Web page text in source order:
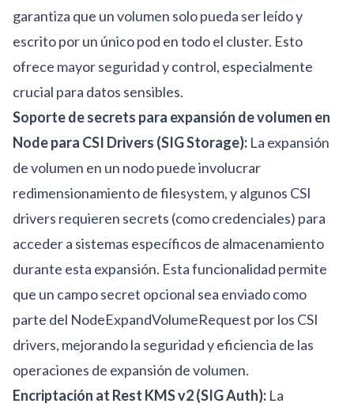
garantiza que un volumen solo pueda ser leído y
escrito por un único pod en todo el cluster. Esto
ofrece mayor seguridad y control, especialmente
crucial para datos sensibles.
Soporte de secrets para expansión de volumen en
Node para CSI Drivers (SIG Storage): La expansión
de volumen en un nodo puede involucrar
redimensionamiento de filesystem, y algunos CSI
drivers requieren secrets (como credenciales) para
acceder a sistemas específicos de almacenamiento
durante esta expansión. Esta funcionalidad permite
que un campo secret opcional sea enviado como
parte del NodeExpandVolumeRequest por los CSI
drivers, mejorando la seguridad y eficiencia de las
operaciones de expansión de volumen.
Encriptación at Rest KMS v2 (SIG Auth): La